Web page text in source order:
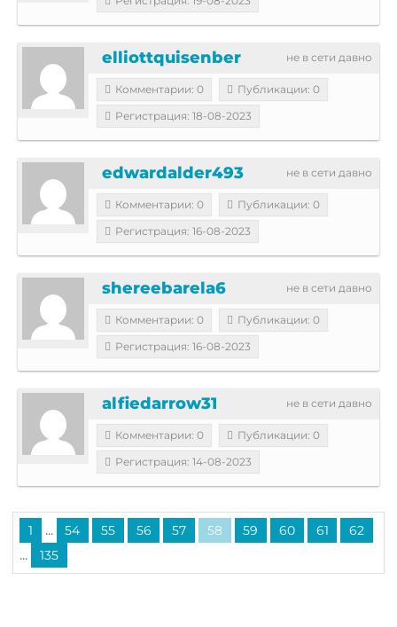
не в сети давно
elliottquisenber
Комментарии: 0
Публикации: 0
Регистрация: 18-08-2023
не в сети давно
edwardalder493
Комментарии: 0
Публикации: 0
Регистрация: 16-08-2023
не в сети давно
shereebarela6
Комментарии: 0
Публикации: 0
Регистрация: 16-08-2023
не в сети давно
alfiedarrow31
Комментарии: 0
Публикации: 0
Регистрация: 14-08-2023
1 ... 54 55 56 57 58 59 60 61 62
... 135